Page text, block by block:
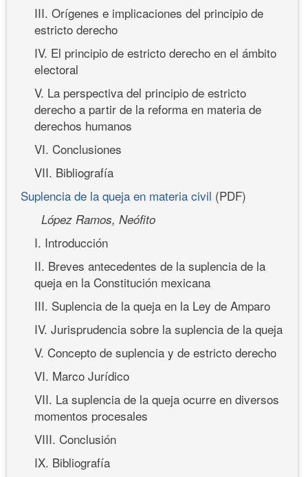
III. Orígenes e implicaciones del principio de
estricto derecho
IV. El principio de estricto derecho en el ámbito
electoral
V. La perspectiva del principio de estricto
derecho a partir de la reforma en materia de
derechos humanos
VI. Conclusiones
VII. Bibliografía
Suplencia de la queja en materia civil (PDF)
López Ramos, Neófito
I. Introducción
II. Breves antecedentes de la suplencia de la
queja en la Constitución mexicana
III. Suplencia de la queja en la Ley de Amparo
IV. Jurisprudencia sobre la suplencia de la queja
V. Concepto de suplencia y de estricto derecho
VI. Marco Jurídico
VII. La suplencia de la queja ocurre en diversos
momentos procesales
VIII. Conclusión
IX. Bibliografía